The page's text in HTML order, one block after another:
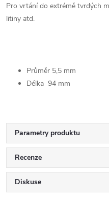
Pro vrtání do extrémě tvrdých
litiny atd.
Průměr 5,5 mm
Délka 94 mm
Parametry produktu
Recenze
Diskuse